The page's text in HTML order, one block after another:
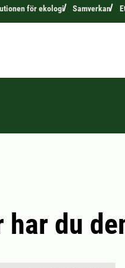
för ekologi Samverkan
har du